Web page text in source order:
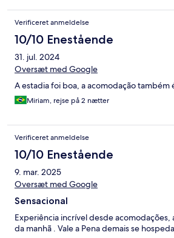
Verificeret anmeldelse
10/10 Enestående
31. jul. 2024
Oversæt med Google
A estadia foi boa, a acomodação também
Miriam, rejse på 2 nætter
Verificeret anmeldelse
10/10 Enestående
9. mar. 2025
Oversæt med Google
Sensacional
Experiência incrível desde
da manhã . Vale a Pena demais se